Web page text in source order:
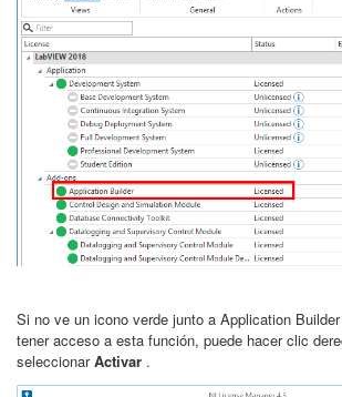
Si no ve un icono verde junto a Application
tener acceso a esta función, puede hacer clic
seleccionarActivar .